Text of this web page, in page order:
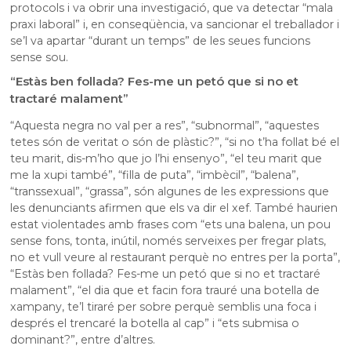
protocols i va obrir una investigació, que va detectar “mala
praxi laboral” i, en conseqüència, va sancionar el treballador i
se’l va apartar “durant un temps” de les seues funcions
sense sou.
“Estàs ben follada? Fes-me un petó que si no et
tractaré malament”
“Aquesta negra no val per a res”, “subnormal”, “aquestes
tetes són de veritat o són de plàstic?”, “si no t’ha follat bé el
teu marit, dis-m’ho que jo l’hi ensenyo”, “el teu marit que
me la xupi també”, “filla de puta”, “imbècil”, “balena”,
“transsexual”, “grassa”, són algunes de les expressions que
les denunciants afirmen que els va dir el xef. També haurien
estat violentades amb frases com “ets una balena, un pou
sense fons, tonta, inútil, només serveixes per fregar plats,
no et vull veure al restaurant perquè no entres per la porta”,
“Estàs ben follada? Fes-me un petó que si no et tractaré
malament”, “el dia que et facin fora trauré una botella de
xampany, te’l tiraré per sobre perquè semblis una foca i
després el trencaré la botella al cap” i “ets submisa o
dominant?”, entre d’altres.